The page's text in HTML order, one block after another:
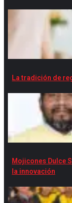
La tradición de
Mojicones Dulce
la innovación